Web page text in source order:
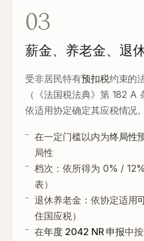
03
薪金、养老金、退
受非居民特有预扣税约束的
（《法国税法典》第 182 A
依适用协定确定其应税情况。
在一定门槛以内为终局性
局性
档次：依所得为 0% /
表）
退休养老金：依协定适用
住国应税）
在年度 2042 NR 申报中